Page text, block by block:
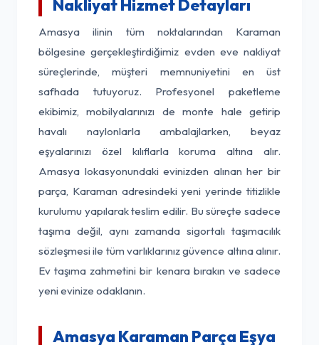
Nakliyat Hizmet Detayları
Amasya ilinin tüm noktalarından Karaman
bölgesine gerçekleştirdiğimiz evden eve nakliyat
süreçlerinde, müşteri memnuniyetini en üst
safhada tutuyoruz. Profesyonel paketleme
ekibimiz, mobilyalarınızı de monte hale getirip
havalı naylonlarla ambalajlarken, beyaz
eşyalarınızı özel kılıflarla koruma altına alır.
Amasya lokasyonundaki evinizden alınan her bir
parça, Karaman adresindeki yeni yerinde titizlikle
kurulumu yapılarak teslim edilir. Bu süreçte sadece
taşıma değil, aynı zamanda sigortalı taşımacılık
sözleşmesi ile tüm varlıklarınız güvence altına alınır.
Ev taşıma zahmetini bir kenara bırakın ve sadece
yeni evinize odaklanın.
Amasya Karaman Parça Eşya